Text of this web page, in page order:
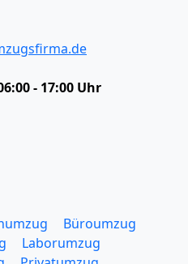
- 17:00 Uhr
Büroumzug
Laborumzug